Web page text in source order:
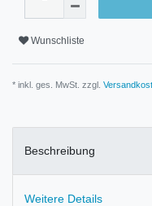
Wunschliste
* inkl. ges. MwSt. zzgl.
Beschreibung
Weitere Details